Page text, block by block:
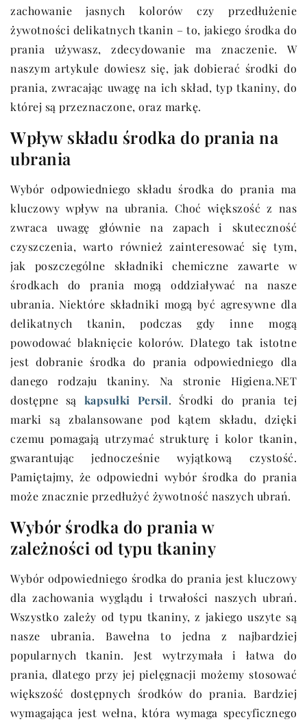
zachowanie jasnych kolorów czy przedłużenie
żywotności delikatnych tkanin – to, jakiego środka do
prania używasz, zdecydowanie ma znaczenie. W
naszym artykule dowiesz się, jak dobierać środki do
prania, zwracając uwagę na ich skład, typ tkaniny, do
której są przeznaczone, oraz markę.
Wpływ składu środka do prania na
ubrania
Wybór odpowiedniego składu środka do prania ma
kluczowy wpływ na ubrania. Choć większość z nas
zwraca uwagę głównie na zapach i skuteczność
czyszczenia, warto również zainteresować się tym,
jak poszczególne składniki chemiczne zawarte w
środkach do prania mogą oddziaływać na nasze
ubrania. Niektóre składniki mogą być agresywne dla
delikatnych tkanin, podczas gdy inne mogą
powodować blaknięcie kolorów. Dlatego tak istotne
jest dobranie środka do prania odpowiedniego dla
danego rodzaju tkaniny. Na stronie Higiena.NET
dostępne są kapsułki Persil. Środki do prania tej
marki są zbalansowane pod kątem składu, dzięki
czemu pomagają utrzymać strukturę i kolor tkanin,
gwarantując jednocześnie wyjątkową czystość.
Pamiętajmy, że odpowiedni wybór środka do prania
może znacznie przedłużyć żywotność naszych ubrań.
Wybór środka do prania w
zależności od typu tkaniny
Wybór odpowiedniego środka do prania jest kluczowy
dla zachowania wyglądu i trwałości naszych ubrań.
Wszystko zależy od typu tkaniny, z jakiego uszyte są
nasze ubrania. Bawełna to jedna z najbardziej
popularnych tkanin. Jest wytrzymała i łatwa do
prania, dlatego przy jej pielęgnacji możemy stosować
większość dostępnych środków do prania. Bardziej
wymagająca jest wełna, która wymaga specyficznego